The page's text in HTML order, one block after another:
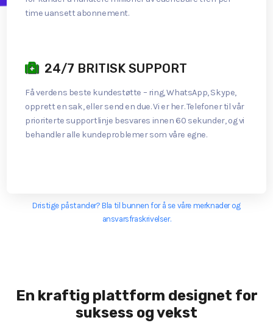
time uansett abonnement.
24/7 BRITISK SUPPORT
Få verdens beste kundestøtte – ring, WhatsApp, Skype,
opprett en sak, eller send en due. Vi er her. Telefoner til vår
prioriterte supportlinje besvares innen 60 sekunder, og vi
behandler alle kundeproblemer som våre egne.
Dristige påstander? Bla til bunnen for å se våre merknader og
ansvarsfraskrivelser.
En kraftig plattform designet for
suksess og vekst